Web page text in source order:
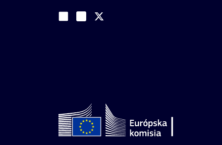
Join us on LinkedIn
Trade-Off podcast